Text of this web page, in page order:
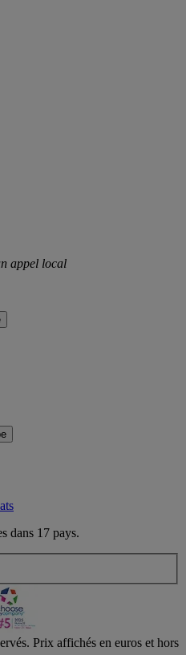
appel local
dans 17 pays.
Prix affichés en euros et hors